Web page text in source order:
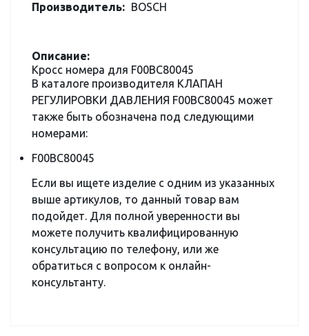
Производитель: BOSCH
Описание:
Кросс номера для F00BC80045
В каталоге производителя КЛАПАН
РЕГУЛИРОВКИ ДАВЛЕНИЯ F00BC80045 может
также быть обозначена под следующими
номерами:
F00BC80045
Если вы ищете изделие с одним из указанных
выше артикулов, то данный товар вам
подойдет. Для полной уверенности вы
можете получить квалифицированную
консультацию по телефону, или же
обратиться с вопросом к онлайн-
консультанту.